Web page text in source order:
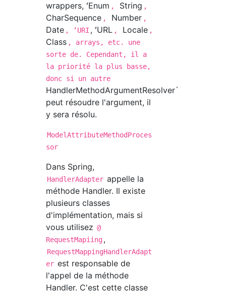
wrappers, ʻEnum , String ,
CharSequence , Number ,
Date , ʻURI , ʻURL , Locale ,
Class , arrays, etc. une
sorte de. Cependant, il a
la priorité la plus basse,
donc si un autre
HandlerMethodArgumentResolver`
peut résoudre l'argument, il
y sera résolu.
ModelAttributeMethodProces
sor
Dans Spring,
HandlerAdapter appelle la
méthode Handler. Il existe
plusieurs classes
d'implémentation, mais si
vous utilisez @
RequestMapiing,
RequestMappingHandlerAdapt
er est responsable de
l'appel de la méthode
Handler. C'est cette classe